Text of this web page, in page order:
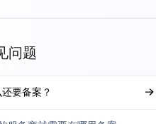
问题
要备案？